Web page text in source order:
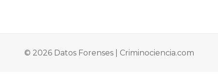
© 2026 Datos Forenses | Criminociencia.com